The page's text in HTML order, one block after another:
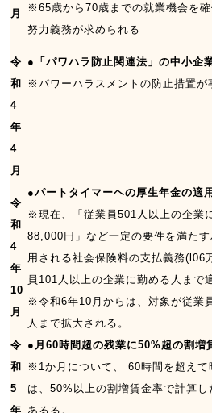
月
※65歳から70歳までの就業機会を
努力義務が求められる
令
和
4
年
4
月
●「パワハラ防止関連法」の中小企
※パワーハラスメントの防止措置が
令
和
4
年
10
月
●パートタイマーヘの厚生年金の適
※現在、「従業員501人以上の企業
88,000円」など一定の要件を満た
用される社会保険料の支払義務(l06
員101人以上の企業に勤める人まで
※令和6年10月からは、対象が従業
人まで拡大される。
令
和
5
年
●月60時間超の残業に50%超の割増
※1か月について、 60時間を超えて
は、50%以上の割増賃金率で計算
あるる。